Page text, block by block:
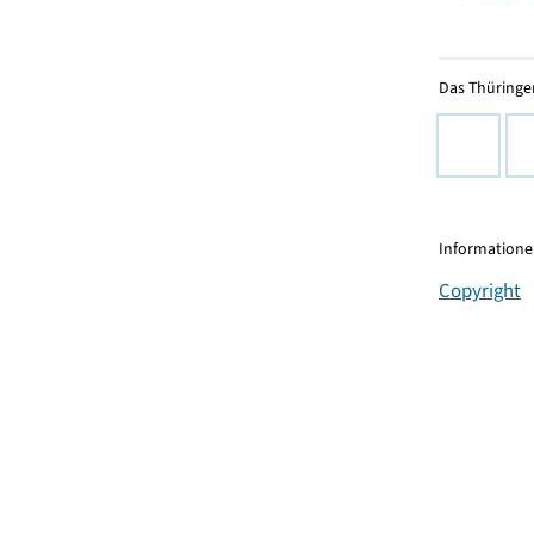
Das
Copyright